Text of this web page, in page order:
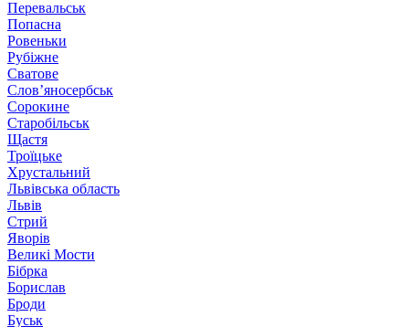
Перевальськ
Попасна
Ровеньки
Рубіжне
Сватове
Слов’яносербськ
Сорокине
Старобільськ
Щастя
Троїцьке
Хрустальний
Львівська область
Львів
Стрий
Яворів
Великі Мости
Бібрка
Борислав
Броди
Буськ